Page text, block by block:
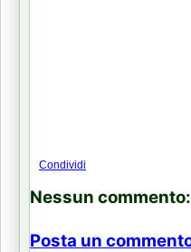
Condividi
Nessun commento:
Posta un